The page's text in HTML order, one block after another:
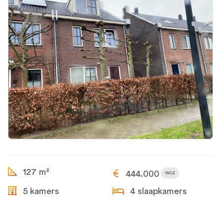
127 m² 444.000 WOZ
5 kamers 4 slaapkamers